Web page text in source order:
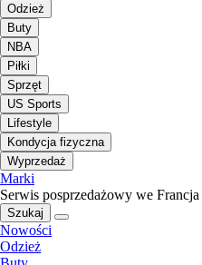
Odzież
Buty
NBA
Piłki
Sprzęt
US Sports
Lifestyle
Kondycja fizyczna
Wyprzedaż
Marki
Serwis posprzedażowy we Francja
Szukaj
Nowości
Odzież